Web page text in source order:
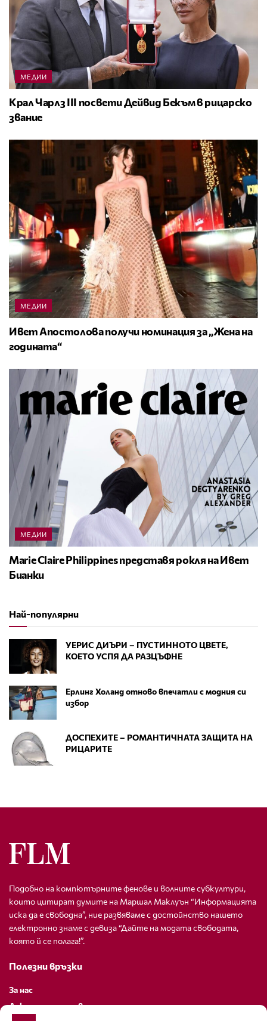
МЕДИИ
Крал Чарлз III посвети Дейвид Бекъм в рицарско
звание
МЕДИИ
Ивет Апостолова получи номинация за „Жена на
годината“
МЕДИИ
Marie Claire Philippines представя рокля на Ивет
Бианки
Най-популярни
УЕРИС ДИЪРИ – ПУСТИННОТО ЦВЕТЕ,
КОЕТО УСПЯ ДА РАЗЦЪФНЕ
Ерлинг Холанд отново впечатли с модния си
избор
ДОСПЕХИТЕ – РОМАНТИЧНАТА ЗАЩИТА НА
РИЦАРИТЕ
Подобно на компютърните фенове и волните субкултури,
които цитират думите на Маршал Маклуън “Информацията
иска да е свободна”, ние развяваме с достойнство нашето
електронно знаме с девиза “Дайте на модата свободата,
която й се полага!”.
Полезни връзки
За нас
Декларация за поверителност